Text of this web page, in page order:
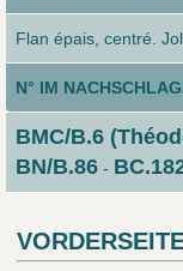
Flan épais, centré.
N° IM
BMC/B.6
BN/B.86-